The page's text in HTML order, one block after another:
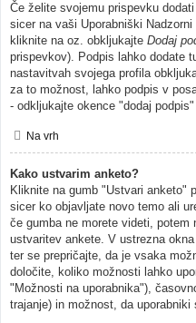
Če želite svojemu prispevku
sicer na vaši Uporabniški
kliknite na oz. obkljukajte Dodaj
prispevkov). Podpis lahko dodate
nastavitvah svojega profila
za to možnost, lahko podpis v
- odkljukajte okence "dodaj
Na vrh
Kako ustvarim anketo?
Kliknite na gumb "Ustvari anketo"
sicer ko objavljate novo temo ali
če gumba ne morete videti, potem
ustvaritev ankete. V ustrezna
ter se prepričajte, da je vsaka
določite, koliko možnosti lahko
"Možnosti na uporabnika"),
trajanje) in možnost, da uporabniki